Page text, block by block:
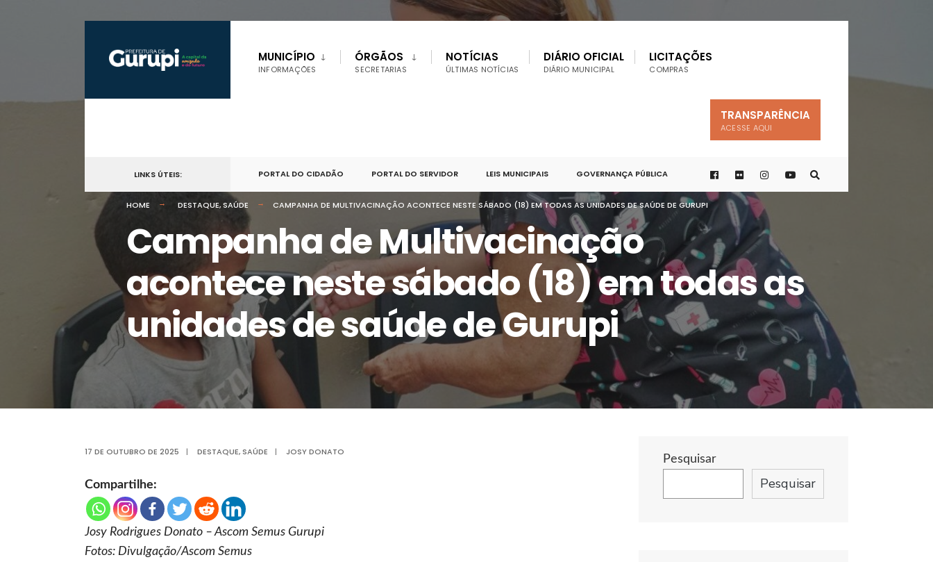
MUNICÍPIO
INFORMAÇÕES
ÓRGÃOS
SECRETARIAS
NOTÍCIAS
ÚLTIMAS NOTÍCIAS
DIÁRIO OFICIAL
DIÁRIO MUNICIPAL
LICITAÇÕES
COMPRAS
TRANSPARÊNCIA
ACESSE AQUI
LINKS ÚTEIS: PORTAL DO CIDADÃO PORTAL DO SERVIDOR LEIS MUNICIPAIS GOVERNANÇA PÚBLICA
HOME DESTAQUE,SAÚDE CAMPANHA DE MULTIVACINAÇÃO ACONTECE NESTE SÁBADO (18) EM TODAS AS UNIDADES DE SAÚDE DE GURUPI
Campanha de Multivacinação
acontece neste sábado (18) em todas as
unidades de saúde de Gurupi
17 DE OUTUBRO DE 2025 | DESTAQUE, SAÚDE | JOSY DONATO
Compartilhe:
Josy Rodrigues Donato – Ascom Semus Gurupi
Fotos: Divulgação/Ascom Semus
Pesquisar
Pesquisar